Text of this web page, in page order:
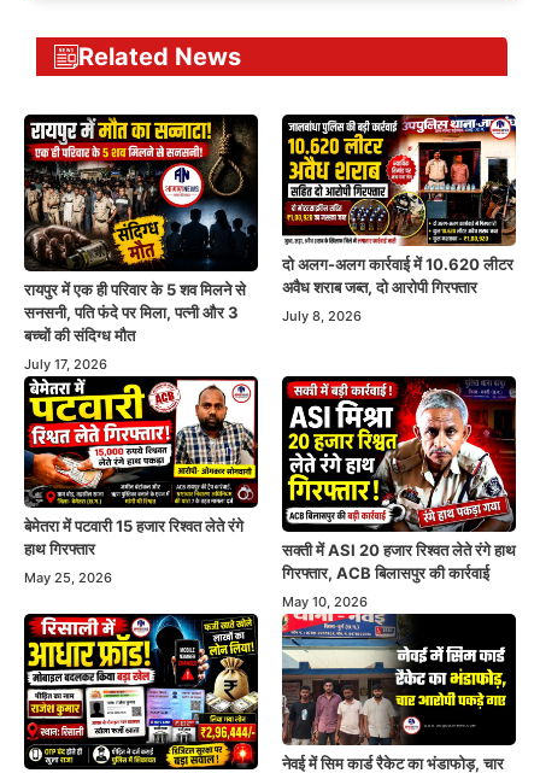
Related News
रायपुर में एक ही परिवार के 5 शव मिलने से
सनसनी, पति फंदे पर मिला, पत्नी और 3
बच्चों की संदिग्ध मौत
July 17, 2026
दो अलग-अलग कार्रवाई में 10.620 लीटर
अवैध शराब जब्त, दो आरोपी गिरफ्तार
July 8, 2026
बेमेतरा में पटवारी 15 हजार रिश्वत लेते रंगे
हाथ गिरफ्तार
May 25, 2026
सक्ती में ASI 20 हजार रिश्वत लेते रंगे हाथ
गिरफ्तार, ACB बिलासपुर की कार्रवाई
May 10, 2026
नेवई में सिम कार्ड रैकेट का भंडाफोड़, चार